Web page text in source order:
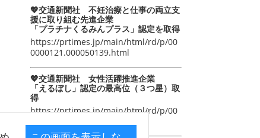
💖交通新聞社 不妊治療と仕事の両立支
援に取り組む先進企業
「プラチナくるみんプラス」認定を取得
https://prtimes.jp/main/html/rd/p/00
0000121.000050139.html
💖交通新聞社 女性活躍推進企業
「えるぼし」認定の最高位（３つ星）取
得
https://prtimes.jp/main/html/rd/p/00